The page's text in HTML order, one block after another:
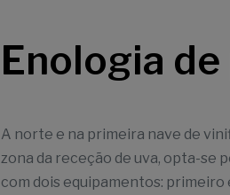
Enologia
A norte e na primeira nave de
zona da receção de uva, opta-se
com dois equipamentos: primeiro